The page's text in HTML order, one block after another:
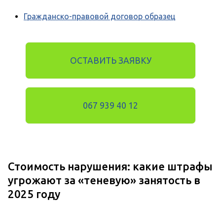
Гражданско-правовой договор образец
ОСТАВИТЬ ЗАЯВКУ
067 939 40 12
Стоимость нарушения: какие штрафы
угрожают за «теневую» занятость в
2025 году